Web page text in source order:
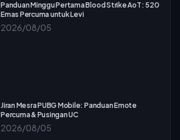
Panduan Minggu Pertama Blood Strike AoT: 520
Emas Percuma untuk Levi
2026/08/05
Jiran Mesra PUBG Mobile: Panduan Emote
Percuma & Pusingan UC
2026/08/05